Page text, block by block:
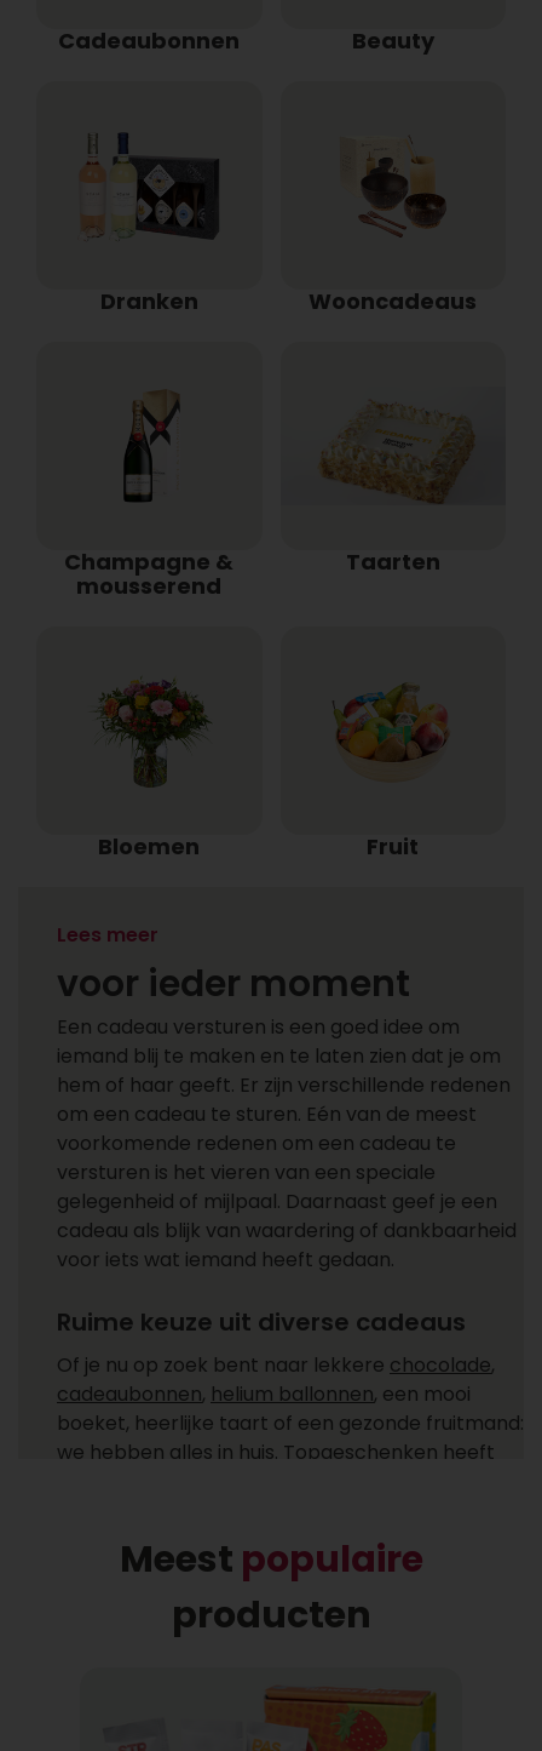
Cadeaubonnen Beauty
Dranken Wooncadeaus
Champagne &
mousserend
Taarten
Bloemen Fruit
Een cadeau versturen
voor ieder moment
Een cadeau versturen is een goed idee om
iemand blij te maken en te laten zien dat je om
hem of haar geeft. Er zijn verschillende redenen
om een cadeau te sturen. Eén van de meest
voorkomende redenen om een cadeau te
versturen is het vieren van een speciale
gelegenheid of mijlpaal. Daarnaast geef je een
cadeau als blijk van waardering of dankbaarheid
voor iets wat iemand heeft gedaan.
Ruime keuze uit diverse cadeaus
Of je nu op zoek bent naar lekkere chocolade,
cadeaubonnen, helium ballonnen, een mooi
boeket, heerlijke taart of een gezonde fruitmand:
we hebben alles in huis. Topgeschenken heeft
heerlijke chocolade of combineer je het allebei
met een helium ballon uit ons ruime
Bij wie laat jij een cadeau bezorgen? Een cadeau
bezorgen bij één of meer ontvangers is niet
Lees meer
Meest populaire
producten